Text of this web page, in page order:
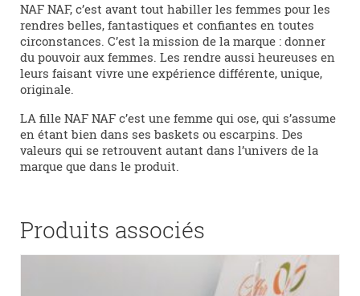
NAF NAF, c’est avant tout habiller les femmes pour les
rendres belles, fantastiques et confiantes en toutes
circonstances. C’est la mission de la marque : donner
du pouvoir aux femmes. Les rendre aussi heureuses en
leurs faisant vivre une expérience différente, unique,
originale.
LA fille NAF NAF c’est une femme qui ose, qui s’assume
en étant bien dans ses baskets ou escarpins. Des
valeurs qui se retrouvent autant dans l’univers de la
marque que dans le produit.
Produits associés